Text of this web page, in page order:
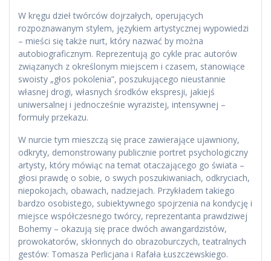
W kręgu dzieł twórców dojrzałych, operujących
rozpoznawanym stylem, językiem artystycznej wypowiedzi
– mieści się także nurt, który nazwać by można
autobiograficznym. Reprezentują go cykle prac autorów
związanych z określonym miejscem i czasem, stanowiące
swoisty „głos pokolenia”, poszukującego nieustannie
własnej drogi, własnych środków ekspresji, jakiejś
uniwersalnej i jednocześnie wyrazistej, intensywnej –
formuły przekazu.
W nurcie tym mieszczą się prace zawierające ujawniony,
odkryty, demonstrowany publicznie portret psychologiczny
artysty, który mówiąc na temat otaczającego go świata –
głosi prawdę o sobie, o swych poszukiwaniach, odkryciach,
niepokojach, obawach, nadziejach. Przykładem takiego
bardzo osobistego, subiektywnego spojrzenia na kondycję i
miejsce współczesnego twórcy, reprezentanta prawdziwej
Bohemy – okazują się prace dwóch awangardzistów,
prowokatorów, skłonnych do obrazoburczych, teatralnych
gestów: Tomasza Perlicjana i Rafała Łuszczewskiego.